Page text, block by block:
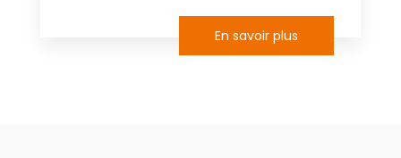
En savoir plus